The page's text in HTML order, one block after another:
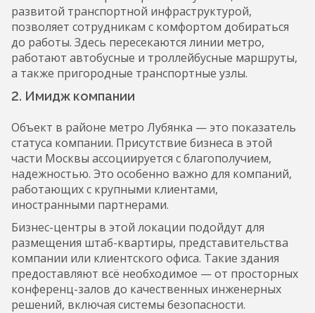
развитой транспортной инфраструктурой,
позволяет сотрудникам с комфортом добираться
до работы. Здесь пересекаются линии метро,
работают автобусные и троллейбусные маршруты,
а также пригородные транспортные узлы.
2. Имидж компании
Объект в районе метро Лубянка — это показатель
статуса компании. Присутствие бизнеса в этой
части Москвы ассоциируется с благополучием,
надежностью. Это особенно важно для компаний,
работающих с крупными клиентами,
иностранными партнерами.
Бизнес-центры в этой локации подойдут для
размещения штаб-квартиры, представительства
компании или клиентского офиса. Такие здания
предоставляют всё необходимое — от просторных
конференц-залов до качественных инженерных
решений, включая системы безопасности.